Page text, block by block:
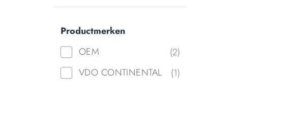
Productmerken
OEM
(2)
VDO CONTINENTAL
(1)